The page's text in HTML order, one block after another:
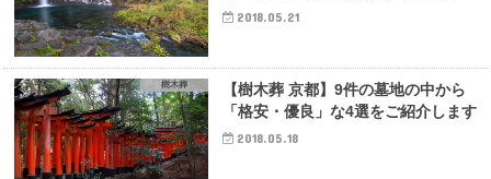
2018.05.21
樹木葬
【樹木葬 京都】9件の墓地の中から
「格安・優良」な4選をご紹介します
2018.05.18